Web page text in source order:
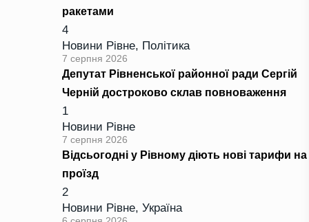
ракетами
4
Новини Рівне, Політика
7 серпня 2026
Депутат Рівненської районної ради Сергій
Черній достроково склав повноваження
1
Новини Рівне
7 серпня 2026
Відсьогодні у Рівному діють нові тарифи на
проїзд
2
Новини Рівне, Україна